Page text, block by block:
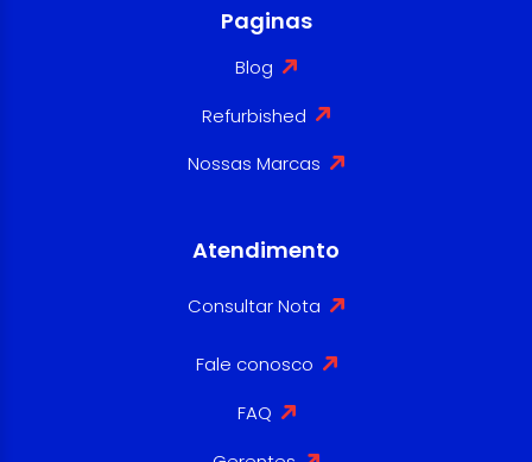
Paginas
Blog
Refurbished
Nossas Marcas
Atendimento
Consultar Nota
Fale conosco
FAQ